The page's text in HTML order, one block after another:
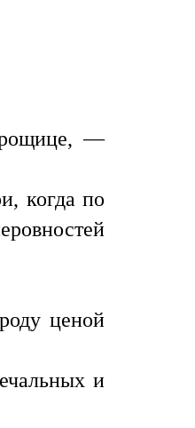
рощице, —
когда по
ценой
и